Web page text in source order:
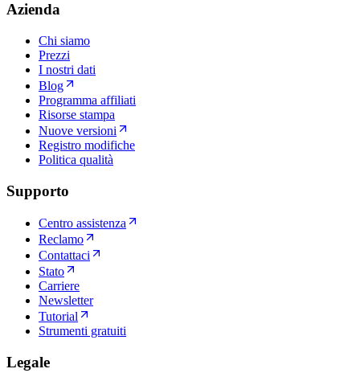
Azienda
Chi siamo
Prezzi
I nostri dati
Blog
Programma affiliati
Risorse stampa
Nuove versioni
Registro modifiche
Politica qualità
Supporto
Centro assistenza
Reclamo
Contattaci
Stato
Carriere
Newsletter
Tutorial
Strumenti gratuiti
Legale